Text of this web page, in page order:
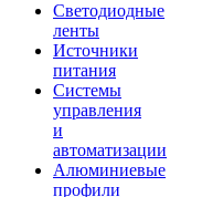
Светодиодные
ленты
Источники
питания
Системы
управления
и
автоматизации
Алюминиевые
профили